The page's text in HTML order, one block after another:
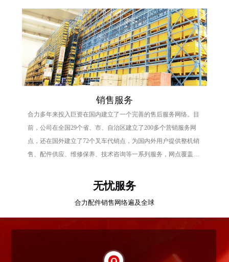
销售服务
合力多年来投入巨资在国内建立了一个完善的售后服务网络。目
前，公司在全国29个省、市、自治区建立了200多个营销服务网
点，还在国外建立了72个叉车代销点，为国内外用户提供整机销
售、配件供应、维修保养、技术咨询等一系列服务，网点覆盖率
无忧服务
合力配件销售网络遍及全球